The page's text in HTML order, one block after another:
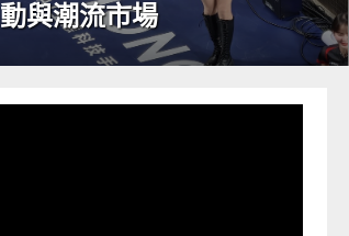
動與潮流市場